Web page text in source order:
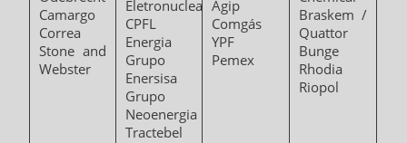
Camargo
Correa
Stone and
Webster
Eletronuclear
CPFL
Energia
Grupo
Enersisa
Grupo
Neoenergia
Tractebel
Agip
Comgás
YPF
Pemex
Braskem /
Quattor
Bunge
Rhodia
Riopol